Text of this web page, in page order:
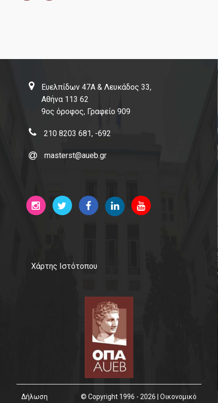
Ευελπίδων 47Α & Λευκάδος 33,
Αθήνα 113 62
9ος όροφος, Γραφείο 909
210 8203 681, -692
masterst@aueb.gr
Χάρτης Ιστότοπου
Δήλωση © Copyright 1996 - 2026 | Οικονομικό